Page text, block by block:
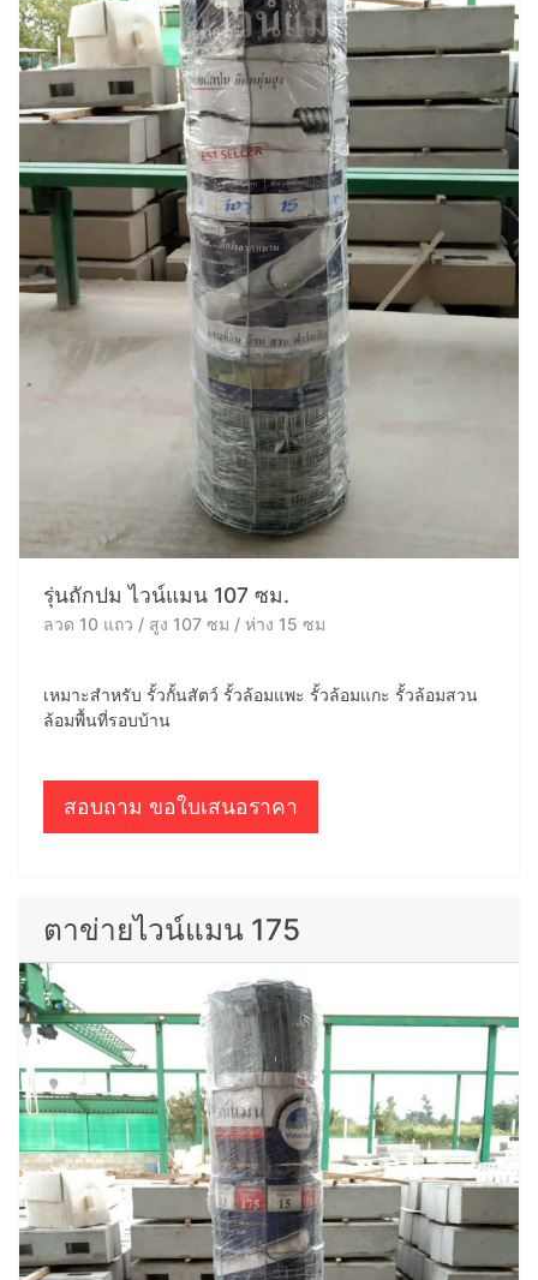
รุ่นถักปม ไวน์แมน 107 ซม.
ลวด 10 แถว / สูง 107 ซม / ห่าง 15 ซม
เหมาะสำหรับ รั้วกั้นสัตว์ รั้วล้อมแพะ รั้วล้อมแกะ รั้วล้อมสวน
ล้อมพื้นที่รอบบ้าน
สอบถาม ขอใบเสนอราคา
ตาข่ายไวน์แมน 175